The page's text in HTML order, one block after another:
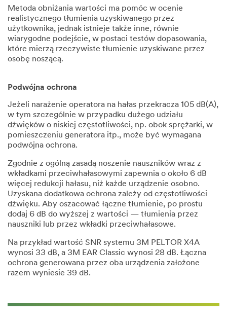
Metoda obniżania wartości ma pomóc w ocenie
realistycznego tłumienia uzyskiwanego przez
użytkownika, jednak istnieje także inne, równie
wiarygodne podejście, w postaci testów dopasowania,
które mierzą rzeczywiste tłumienie uzyskiwane przez
osobę noszącą.
Podwójna ochrona
Jeżeli narażenie operatora na hałas przekracza 105 dB(A),
w tym szczególnie w przypadku dużego udziału
dźwięków o niskiej częstotliwości, np. obok sprężarki, w
pomieszczeniu generatora itp., może być wymagana
podwójna ochrona.
Zgodnie z ogólną zasadą noszenie nauszników wraz z
wkładkami przeciwhałasowymi zapewnia o około 6 dB
więcej redukcji hałasu, niż każde urządzenie osobno.
Uzyskana dodatkowa ochrona zależy od częstotliwości
dźwięku. Aby oszacować łączne tłumienie, po prostu
dodaj 6 dB do wyższej z wartości — tłumienia przez
nauszniki lub przez wkładki przeciwhałasowe.
Na przykład wartość SNR systemu 3M PELTOR X4A
wynosi 33 dB, a 3M EAR Classic wynosi 28 dB. Łączna
ochrona generowana przez oba urządzenia założone
razem wyniesie 39 dB.